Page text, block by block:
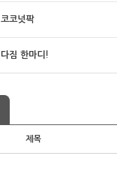
코코넛팍
다짐 한마디!
제목